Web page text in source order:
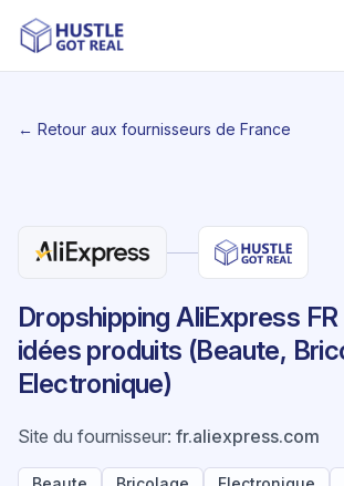
← Retour aux fournisseurs de France
Dropshipping AliExpress
idées produits (Beaute,
Electronique)
Site du fournisseur: fr.aliexpress.com